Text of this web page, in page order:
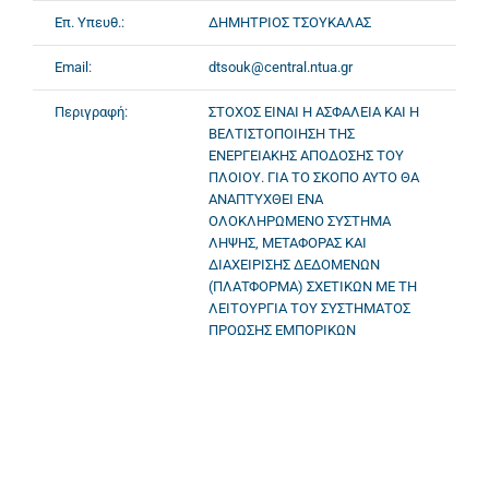
Επ. Υπευθ.: ΔΗΜΗΤΡΙΟΣ ΤΣΟΥΚΑΛΑΣ
Email: dtsouk@central.ntua.gr
Περιγραφή:
ΣΤΟΧΟΣ ΕΙΝΑΙ Η ΑΣΦΑΛΕΙΑ ΚΑΙ Η
ΒΕΛΤΙΣΤΟΠΟΙΗΣΗ ΤΗΣ
ΕΝΕΡΓΕΙΑΚΗΣ ΑΠΟΔΟΣΗΣ ΤΟΥ
ΠΛΟΙΟΥ. ΓΙΑ ΤΟ ΣΚΟΠΟ ΑΥΤΟ ΘΑ
ΑΝΑΠΤΥΧΘΕΙ ΕΝΑ
ΟΛΟΚΛΗΡΩΜΕΝΟ ΣΥΣΤΗΜΑ
ΛΗΨΗΣ, ΜΕΤΑΦΟΡΑΣ ΚΑΙ
ΔΙΑΧΕΙΡΙΣΗΣ ΔΕΔΟΜΕΝΩΝ
(ΠΛΑΤΦΟΡΜΑ) ΣΧΕΤΙΚΩΝ ΜΕ ΤΗ
ΛΕΙΤΟΥΡΓΙΑ ΤΟΥ ΣΥΣΤΗΜΑΤΟΣ
ΠΡΟΩΣΗΣ ΕΜΠΟΡΙΚΩΝ